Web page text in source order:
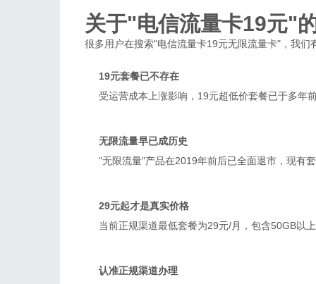
关于"电信流量卡19元"
很多用户在搜索"电信流量卡19元无限流量卡"，我们
19元套餐已不存在
受运营成本上涨影响，19元超低价套餐已于多年
无限流量早已成历史
"无限流量"产品在2019年前后已全面退市，现有
29元起才是真实价格
当前正规渠道最低套餐为29元/月，包含50GB以
认准正规渠道办理